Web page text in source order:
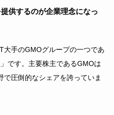
供するのが企業理念になっ
大手のGMOグループの一つであ
です。主要株主であるGMOは
圧倒的なシェアを誇っていま